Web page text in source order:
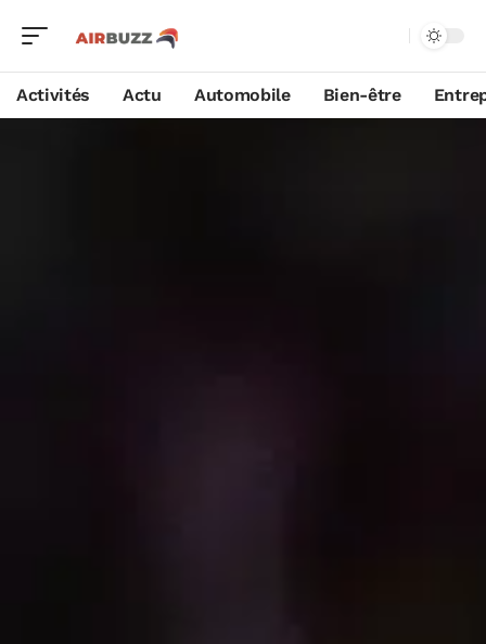
Activités Actu Automobile Bien-être